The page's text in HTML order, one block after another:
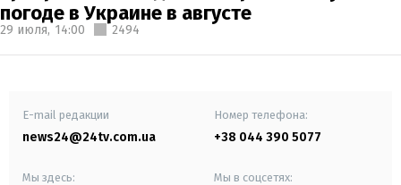
погоде в Украине в августе
29 июля, 14:00 2494
E-mail редакции
news24@24tv.com.ua
Номер телефона:
+38 044 390 5077
Мы здесь: Мы в соцсетях: